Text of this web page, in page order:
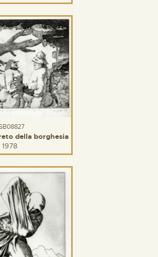
della borghesia
1978